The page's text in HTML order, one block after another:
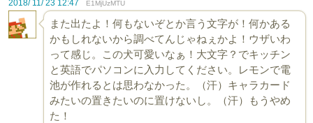
2018/ 11/ 23 12:47
E1MjUzMTU
また出たよ！何もないぞとか言う文字が！何かある
かもしれないから調べてんじゃねぇかよ！ウザいわ
って感じ。この犬可愛いなぁ！大文字？でキッチン
と英語でパソコンに入力してください。レモンで電
池が作れるとは思わなかった。（汗）キャラカード
みたいの置きたいのに置けないし。（汗）もうやめ
た！